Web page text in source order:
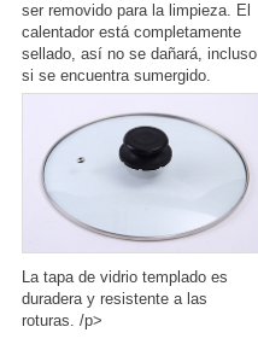
ser removido para la limpieza. El
calentador está completamente
sellado, así no se dañará, incluso
si se encuentra sumergido.
La tapa de vidrio templado es
duradera y resistente a las
roturas. /p>